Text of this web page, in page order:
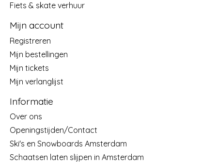
Fiets & skate verhuur
Mijn account
Registreren
Mijn bestellingen
Mijn tickets
Mijn verlanglijst
Informatie
Over ons
Openingstijden/Contact
Ski's en Snowboards Amsterdam
Schaatsen laten slijpen in Amsterdam